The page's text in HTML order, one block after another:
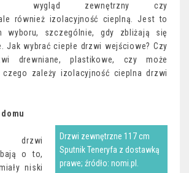
wygląd zewnętrzny czy
również izolacyjność cieplną. Jest to
wyboru, szczególnie, gdy zbliżają się
Jak wybrać ciepłe drzwi wejściowe? Czy
drewniane, plastikowe, czy może
czego zależy izolacyjność cieplna drzwi
Drzwi zewnętrzne 117 cm
Sputnik Teneryfa z dostawką
prawe; źródło: nomi.pl.
drzwi
o to,
niski